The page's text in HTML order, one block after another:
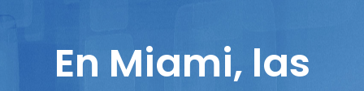
ReportajesEn Miami, las